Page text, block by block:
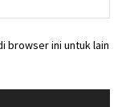
browser ini untuk lain